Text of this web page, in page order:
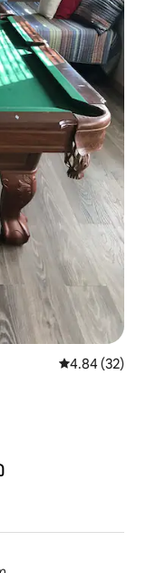
คะแนนเฉลี่ย
4.84 (32)